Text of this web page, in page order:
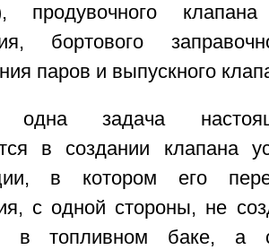
продувочного
бортового
паров и выпускного
задача
в создании клапана
в котором его
с одной стороны, не
в топливном баке, а